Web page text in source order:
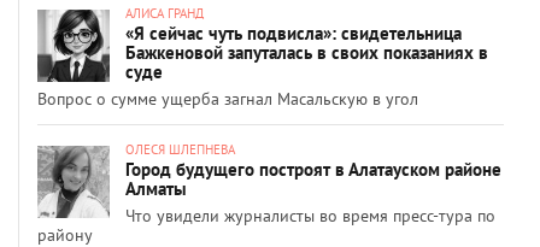
АЛИСА ГРАНД
«Я сейчас чуть подвисла»: свидетельница
Бажкеновой запуталась в своих показаниях в
суде
Вопрос о сумме ущерба загнал Масальскую в угол
ОЛЕСЯ ШЛЕПНЕВА
Город будущего построят в Алатауском районе
Алматы
Что увидели журналисты во время пресс-тура по
району